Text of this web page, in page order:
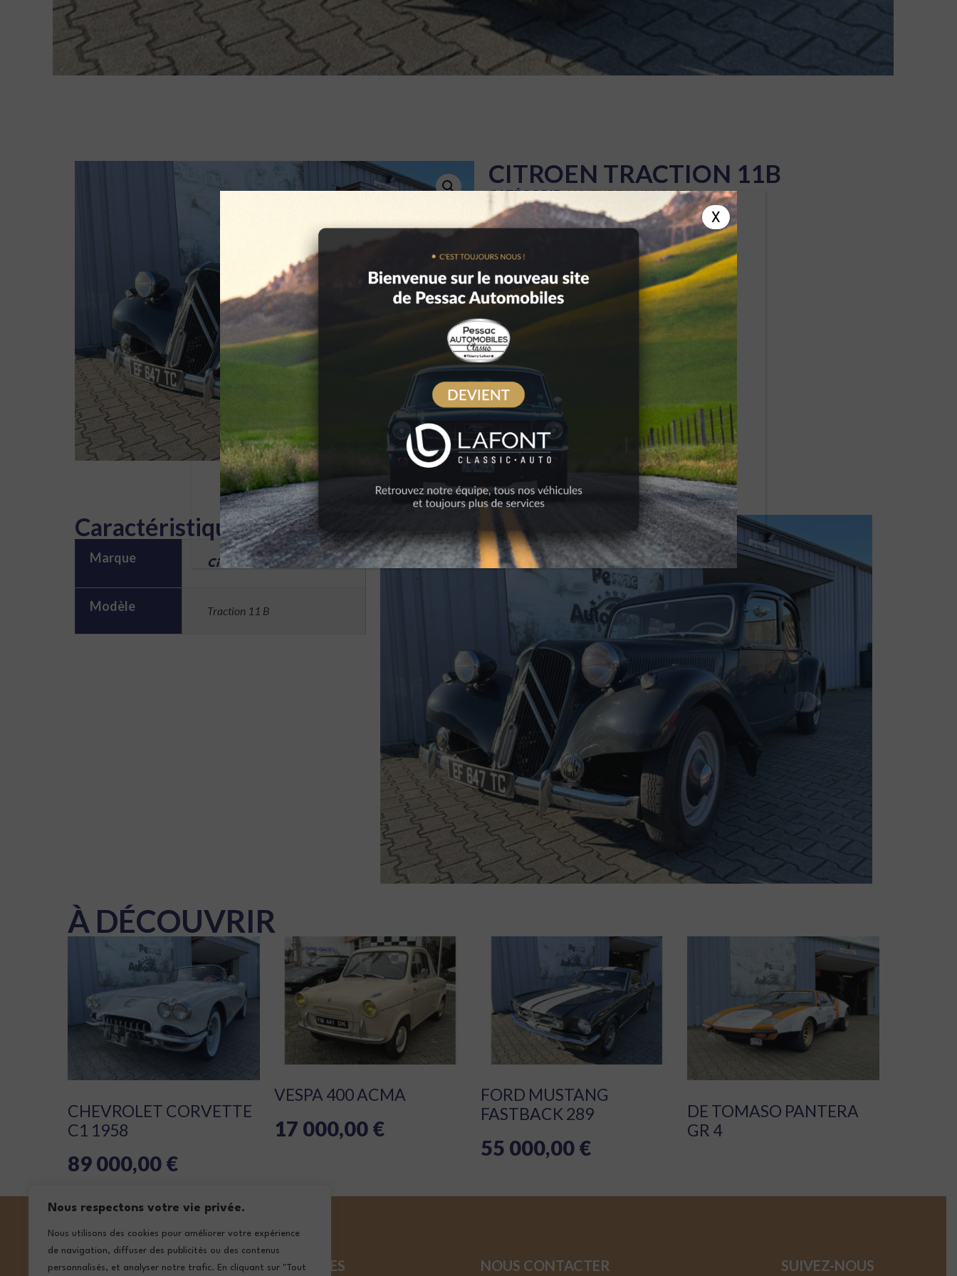
Nous respectons votre vie privée.
Nous utilisons des cookies pour améliorer votre expérience
de navigation, diffuser des publicités ou des contenus
personnalisés, et analyser notre trafic. En cliquant sur "Tout
CITROEN TRACTION 11B
CATÉGORIE : VOITURES VENDUES
CONTACTEZ-NOUS
Caractéristiques
Marque Citroën
Modèle Traction 11 B
À DÉCOUVRIR
CHEVROLET CORVETTE
C1 1958
89 000,00 €
VESPA 400 ACMA
17 000,00 €
FORD MUSTANG
FASTBACK 289
55 000,00 €
DE TOMASO PANTERA
GR 4
NOS ADRESSES NOUS CONTACTER SUIVEZ-NOUS
X